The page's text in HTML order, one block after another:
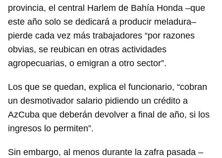
provincia, el central Harlem de Bahía Honda –que
este año solo se dedicará a producir meladura–
pierde cada vez más trabajadores “por razones
obvias, se reubican en otras actividades
agropecuarias, o emigran a otro sector”.
Los que se quedan, explica el funcionario, “cobran
un desmotivador salario pidiendo un crédito a
AzCuba que deberán devolver a final de año, si los
ingresos lo permiten”.
Sin embargo, al menos durante la zafra pasada –